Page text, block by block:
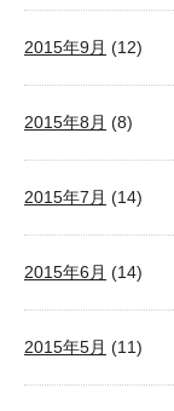
2015年9月 (12)
2015年8月 (8)
2015年7月 (14)
2015年6月 (14)
2015年5月 (11)